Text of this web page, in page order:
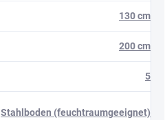
130 cm
200 cm
5
Stahlboden (feuchtraumgeeignet)